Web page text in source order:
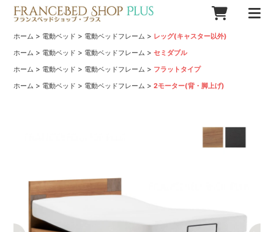
ホーム > 電動ベッド > 電動ベッドフレーム > レッグ(キャスター以外)
ホーム > 電動ベッド > 電動ベッドフレーム >セミダブル
ホーム > 電動ベッド > 電動ベッドフレーム > フラットタイプ
ホーム > 電動ベッド > 電動ベッドフレーム >2モーター(背・脚上げ)